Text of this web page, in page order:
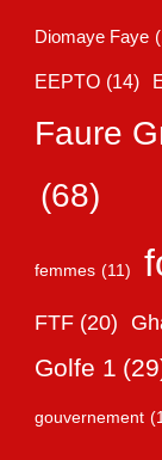
Diomaye Faye
EEPTO (14)
Faure
(68)
femmes (11)
FTF (20)
Golfe 1
gouvernement